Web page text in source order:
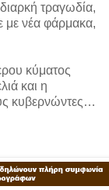
τραγωδία,
με νέα φάρμακα,
κύματος
και η
κυβερνώντες…